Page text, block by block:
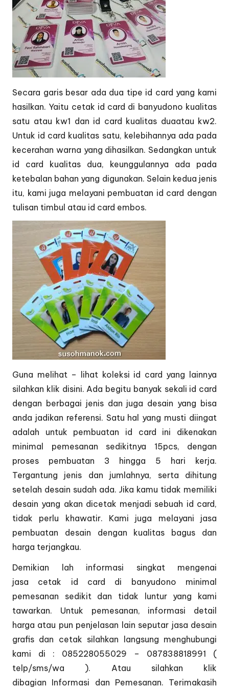
Secara garis besar ada dua tipe id card yang kami
hasilkan. Yaitu cetak id card di banyudono kualitas
satu atau kw1 dan id card kualitas duaatau kw2.
Untuk id card kualitas satu, kelebihannya ada pada
kecerahan warna yang dihasilkan. Sedangkan untuk
id card kualitas dua, keunggulannya ada pada
ketebalan bahan yang digunakan. Selain kedua jenis
itu, kami juga melayani pembuatan id card dengan
tulisan timbul atau id card embos.
Guna melihat – lihat koleksi id card yang lainnya
silahkan klik disini. Ada begitu banyak sekali id card
dengan berbagai jenis dan juga desain yang bisa
anda jadikan referensi. Satu hal yang musti diingat
adalah untuk pembuatan id card ini dikenakan
minimal pemesanan sedikitnya 15pcs, dengan
proses pembuatan 3 hingga 5 hari kerja.
Tergantung jenis dan jumlahnya, serta dihitung
setelah desain sudah ada. Jika kamu tidak memiliki
desain yang akan dicetak menjadi sebuah id card,
tidak perlu khawatir. Kami juga melayani jasa
pembuatan desain dengan kualitas bagus dan
harga terjangkau.
Demikian lah informasi singkat mengenai
jasa cetak id card di banyudono minimal
pemesanan sedikit dan tidak luntur yang kami
tawarkan. Untuk pemesanan, informasi detail
harga atau pun penjelasan lain seputar jasa desain
grafis dan cetak silahkan langsung menghubungi
kami di : 085228055029 – 087838818991 (
telp/sms/wa ). Atau silahkan klik
dibagian Informasi dan Pemesanan. Terimakasih